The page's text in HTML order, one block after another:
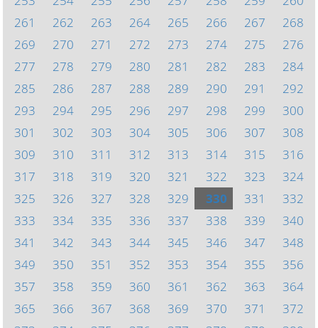
261
262 263 264 265 266 267
268
269
270 271 272 273 274 275
276
277
278 279 280 281 282 283
284
285
286 287 288 289 290 291
292
293
294 295 296 297 298 299
300
301
302 303 304 305 306 307
308
309
310 311 312 313 314 315
316
317
318 319 320 321 322 323
324
325
326 327 328 329 330 331
332
333
334 335 336 337 338 339
340
341
342 343 344 345 346 347
348
349
350 351 352 353 354 355
356
357
358 359 360 361 362 363
364
365
366 367 368 369 370 371
372